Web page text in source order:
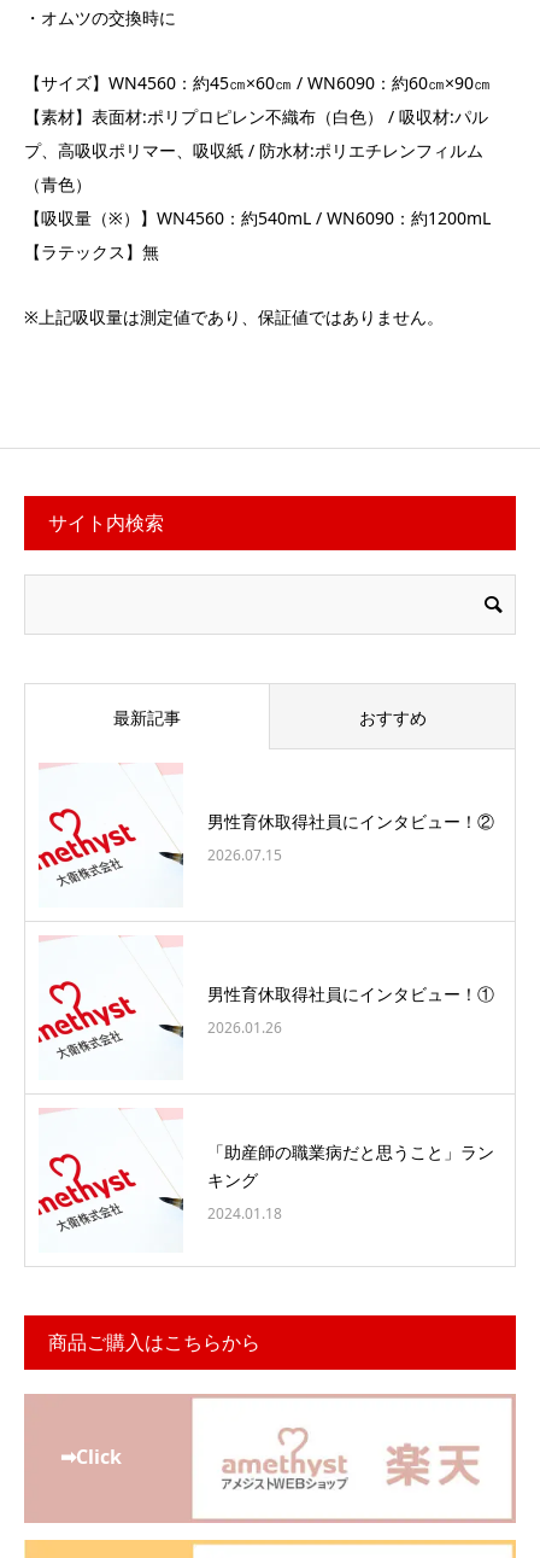
・オムツの交換時に
【サイズ】WN4560：約45㎝×60㎝ / WN6090：約60㎝×90㎝
【素材】表面材:ポリプロピレン不織布（白色） / 吸収材:パル
プ、高吸収ポリマー、吸収紙 / 防水材:ポリエチレンフィルム
（青色）
【吸収量（※）】WN4560：約540mL / WN6090：約1200mL
【ラテックス】無
※上記吸収量は測定値であり、保証値ではありません。
サイト内検索
最新記事 おすすめ
男性育休取得社員にインタビュー！②
2026.07.15
男性育休取得社員にインタビュー！①
2026.01.26
「助産師の職業病だと思うこと」ラン
キング
2024.01.18
商品ご購入はこちらから
➡Click